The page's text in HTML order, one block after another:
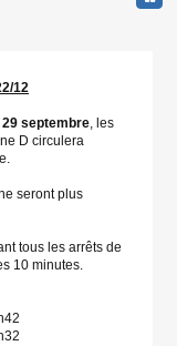
12
29 septembre, les
D circulera
seront plus
tous les arrêts de
10 minutes.